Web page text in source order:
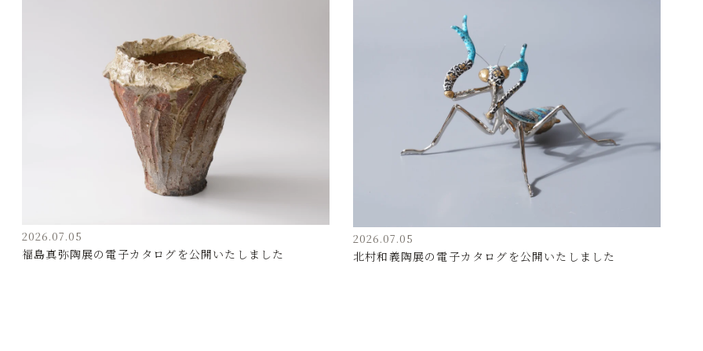
2026.07.05
福島真弥陶展の電子カタログを公開いたしました
2026.07.05
北村和義陶展の電子カタログを公開いたしました